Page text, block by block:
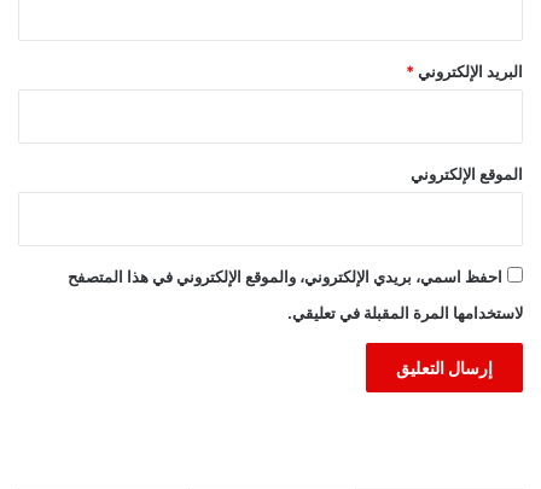
البريد الإلكتروني *
الموقع الإلكتروني
احفظ اسمي، بريدي الإلكتروني، والموقع الإلكتروني في هذا المتصفح
لاستخدامها المرة المقبلة في تعليقي.